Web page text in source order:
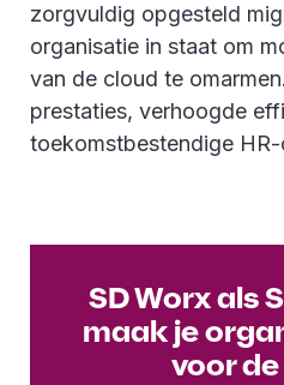
zorgvuldig opgesteld
organisatie in staat om
van de cloud te
prestaties, verhoogde
toekomstbestendige
SD Worx als
maak je
voor